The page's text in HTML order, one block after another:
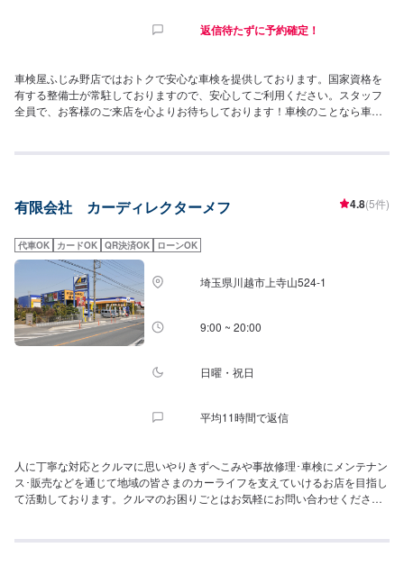
返信待たずに予約確定！
車検屋ふじみ野店ではおトクで安心な車検を提供しております。国家資格を
有する整備士が常駐しておりますので、安心してご利用ください。スタッフ
全員で、お客様のご来店を心よりお待ちしております！車検のことなら車検
有限会社 カーディレクターメフ 4.8(5件)
代車OK カードOK QR決済OK ローンOK
埼玉県川越市上寺山524-1
9:00 ~ 20:00
日曜・祝日
平均11時間で返信
人に丁寧な対応とクルマに思いやりきずへこみや事故修理･車検にメンテナン
ス･販売などを通じて地域の皆さまのカーライフを支えていけるお店を目指し
て活動しております。クルマのお困りごとはお気軽にお問い合わせくださ
は清掃から始まり整理整頓を徹底することで品質の維持に努めております。